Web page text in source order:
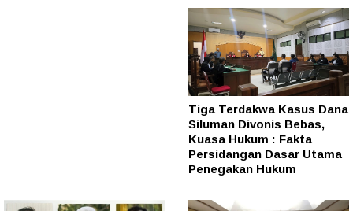
Tiga Terdakwa Kasus Dana
Siluman Divonis Bebas,
Kuasa Hukum : Fakta
Persidangan Dasar Utama
Penegakan Hukum